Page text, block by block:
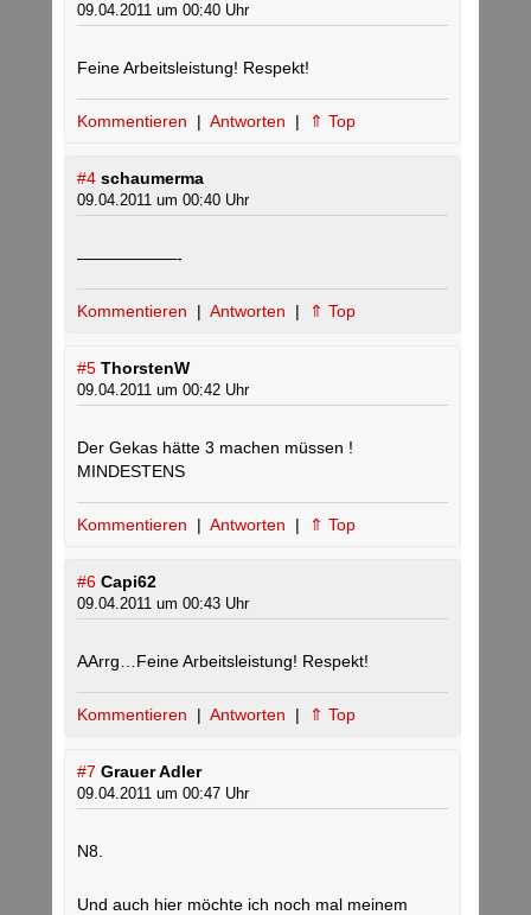
09.04.2011 um 00:40 Uhr
Feine Arbeitsleistung! Respekt!
Kommentieren | Antworten | ⇑ Top
#4 schaumerma
09.04.2011 um 00:40 Uhr
——————-
Kommentieren | Antworten | ⇑ Top
#5 ThorstenW
09.04.2011 um 00:42 Uhr
Der Gekas hätte 3 machen müssen !
MINDESTENS
Kommentieren | Antworten | ⇑ Top
#6 Capi62
09.04.2011 um 00:43 Uhr
AArrg…Feine Arbeitsleistung! Respekt!
Kommentieren | Antworten | ⇑ Top
#7 Grauer Adler
09.04.2011 um 00:47 Uhr
N8.
Und auch hier möchte ich noch mal meinem